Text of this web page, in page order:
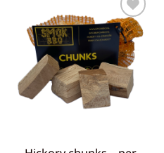
Toevoegen
aan
verlanglijst